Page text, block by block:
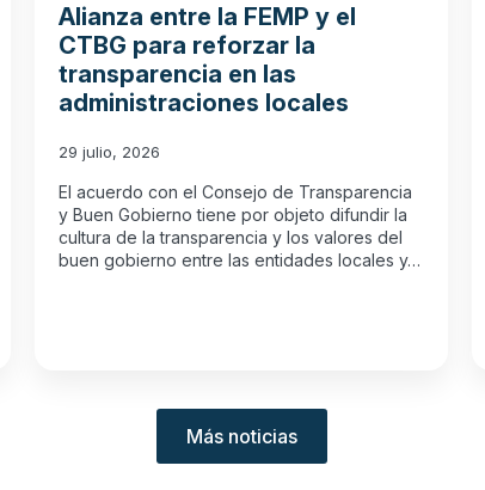
Alianza entre la FEMP y el
CTBG para reforzar la
transparencia en las
administraciones locales
29 julio, 2026
El acuerdo con el Consejo de Transparencia
y Buen Gobierno tiene por objeto difundir la
cultura de la transparencia y los valores del
buen gobierno entre las entidades locales y…
Más noticias